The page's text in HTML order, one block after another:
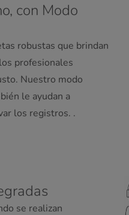
con Modo
robustas que brindan
profesionales
Nuestro modo
le ayudan a
los registros. .
se realizan